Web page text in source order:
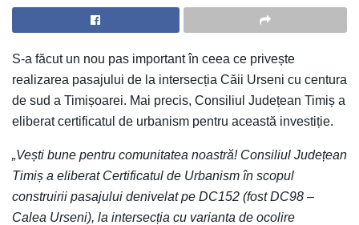
S-a făcut un nou pas important în ceea ce privește
realizarea pasajului de la intersecția Căii Urseni cu centura
de sud a Timișoarei. Mai precis, Consiliul Județean Timiș a
eliberat certificatul de urbanism pentru această investiție.
„Vești bune pentru comunitatea noastră! Consiliul Județean
Timiș a eliberat Certificatul de Urbanism în scopul
construirii pasajului denivelat pe DC152 (fost DC98 –
Calea Urseni), la intersecția cu varianta de ocolire